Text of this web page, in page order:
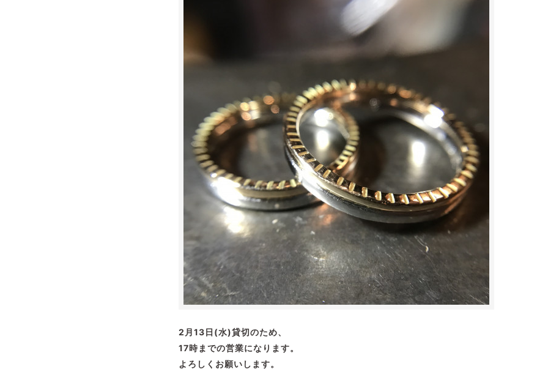
2月13日(水)貸切のため、
17時までの営業になります。
よろしくお願いします。